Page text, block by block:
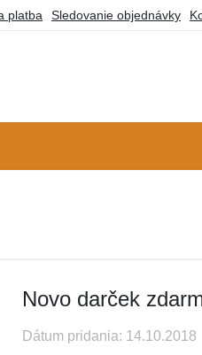
platba Sledovanie objednávky
Novo darček
Dátum pridania: 14.10.2018